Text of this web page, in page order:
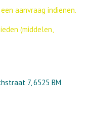
aanvraag indienen.
(middelen,
7, 6525 BM